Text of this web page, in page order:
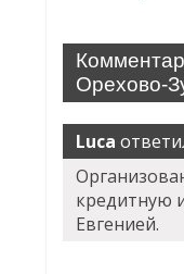
Орехово-
Luca
кредитную
Евгенией.